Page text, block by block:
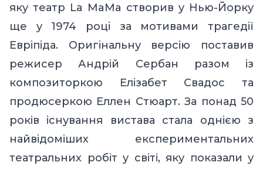
яку театр La MaMa створив у Нью-Йорку
ще у 1974 році за мотивами трагедії
Евріпіда. Оригінальну версію поставив
режисер Андрій Сербан разом із
композиторкою Елізабет Свадос та
продюсеркою Еллен Стюарт. За понад 50
років існування вистава стала однією з
найвідоміших експериментальних
театральних робіт у світі, яку показали у